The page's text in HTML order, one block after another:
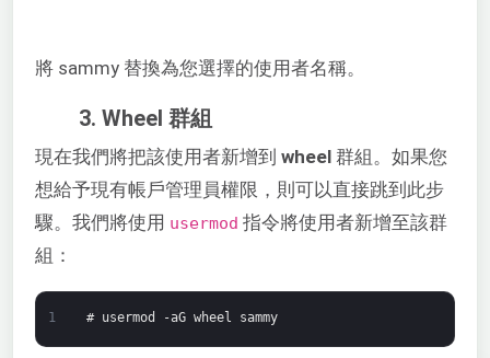
將 sammy 替換為您選擇的使用者名稱。
3. Wheel 群組
現在我們將把該使用者新增到 wheel 群組。如果您
想給予現有帳戶管理員權限，則可以直接跳到此步
驟。我們將使用 usermod 指令將使用者新增至該群
組：
1 # usermod -aG wheel sammy